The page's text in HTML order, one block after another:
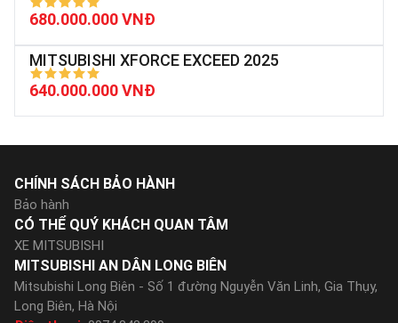
680.000.000 VNĐ
MITSUBISHI XFORCE EXCEED 2025
640.000.000 VNĐ
MITSUBISHI AN DÂN LONG BIÊN
Mitsubishi Long Biên - Số 1 đường Nguyễn Văn Linh, Gia Thụy,
Long Biên, Hà Nội
CHÍNH SÁCH BẢO HÀNH
Bảo hành
CÓ THỂ QUÝ KHÁCH QUAN TÂM
XE MITSUBISHI